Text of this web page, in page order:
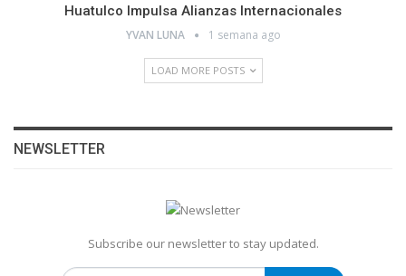
Huatulco Impulsa Alianzas Internacionales
YVAN LUNA 1 semana ago
LOAD MORE POSTS
NEWSLETTER
Subscribe our newsletter to stay updated.